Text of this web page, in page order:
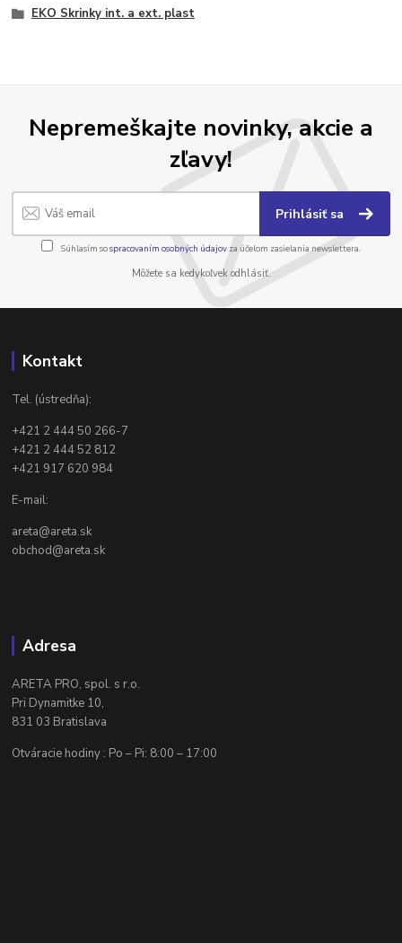
EKO Skrinky int. a ext. plast
Nepremeškajte novinky, akcie a
zľavy!
Prihlásiť sa
Súhlasím sospracovaním osobných údajov za účelom zasielania newslettera.
Môžete sa kedykoľvek odhlásiť.
Kontakt
Tel. (ústredňa):
+421 2 444 50 266-7
+421 2 444 52 812
+421 917 620 984
E-mail:
areta@areta.sk
obchod@areta.sk
Adresa
ARETA PRO, spol. s r.o.
Pri Dynamitke 10,
831 03 Bratislava
Otváracie hodiny : Po – Pi: 8:00 – 17:00